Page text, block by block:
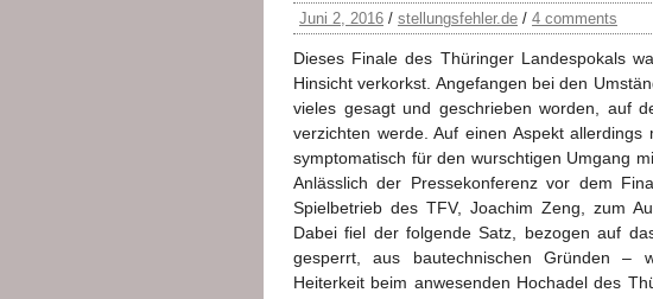
Juni 2, 2016 / stellungsfehler.de / 4 comments
Dieses Finale des Thüringer Landespokals
Hinsicht verkorkst. Angefangen bei den
vieles gesagt und geschrieben worden, auf
verzichten werde. Auf einen Aspekt
symptomatisch für den wurschtigen Umgang
Anlässlich der Pressekonferenz vor dem
Spielbetrieb des TFV, Joachim Zeng, zum
Dabei fiel der folgende Satz, bezogen auf
gesperrt, aus bautechnischen Gründen –
Heiterkeit beim anwesenden Hochadel des